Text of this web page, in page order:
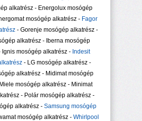
alkatrész - Energolux mosógép
mosógép alkatrész - Fagor
- Gorenje mosógép alkatrész -
alkatrész - Iberna mosógép
Ignis mosógép alkatrész - Indesit
- LG mosógép alkatrész -
alkatrész - Midimat mosógép
mosógép alkatrész - Minimat
- Polár mosógép alkatrész -
alkatrész - Samsung mosógép
mosógép alkatrész - Whirlpool